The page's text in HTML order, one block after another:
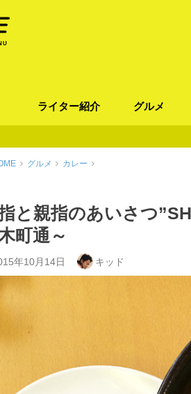
ライター紹介 グルメ
グルメ カレー
と親指のあいさつ
町通～
年10月14日 キッド